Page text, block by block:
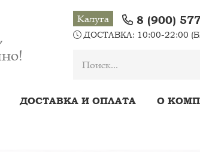
Калуга 8 (900)
ДОСТАВКА: 10:00-22:00
ДОСТАВКА И ОПЛАТА О